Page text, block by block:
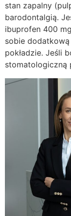
stan zapalny
barodontalgią.
ibuprofen 400
sobie
pokładzie. Jeśli
stomatologiczną